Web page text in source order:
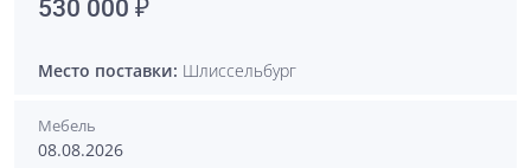
530 000 ₽
Место поставки: Шлиссельбург
Мебель
08.08.2026